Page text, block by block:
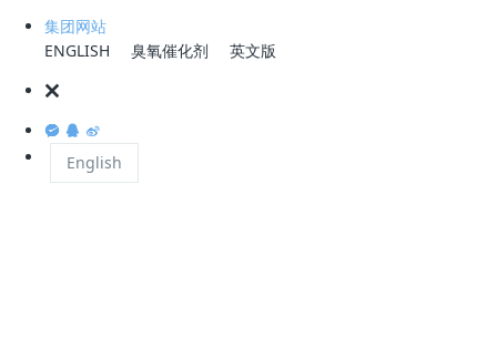
集团网站
ENGLISH
臭氧催化剂 英文版
English
2025-11-11
公司动态
科力迩科技再获三项发明专利授权
2025-02-08